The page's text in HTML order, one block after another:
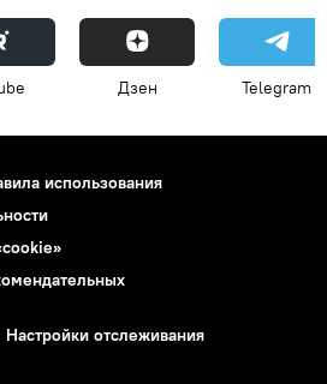
Дзен Telegram
использования
Настройки отслеживания